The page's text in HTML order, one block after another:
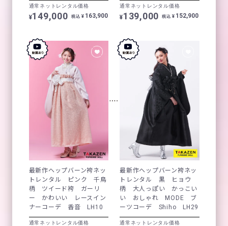
通常ネットレンタル価格
¥149,000 税込 ¥ 163,900
通常ネットレンタル価格
¥139,000 税込 ¥ 152,900
最新作ヘップバーン袴ネッ
トレンタル ピンク 千鳥
柄 ツイード袴 ガーリ
ー かわいい レースイン
ナーコーデ 香音 LH10
通常ネットレンタル価格
最新作ヘップバーン袴ネッ
トレンタル 黒 ヒョウ
柄 大人っぽい かっこい
い おしゃれ MODE ブ
ーツコーデ Shiho LH29
通常ネットレンタル価格